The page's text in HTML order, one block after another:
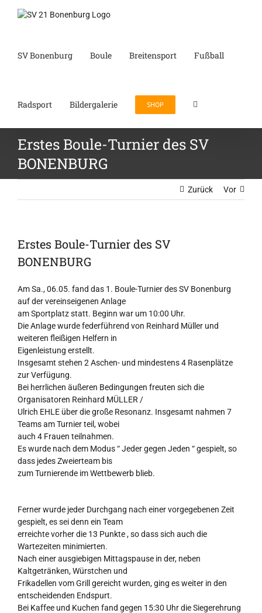
Inhalt
SV Bonenburg Boule Breitensport Fußball
Radsport Bildergalerie SHOP
Erstes Boule-Turnier des SV
BONENBURG
Zurück Vor
Erstes Boule-Turnier des SV
BONENBURG
Am Sa., 06.05. fand das 1. Boule-Turnier des SV Bonenburg
auf der vereinseigenen Anlage
am Sportplatz statt. Beginn war um 10:00 Uhr.
Die Anlage wurde federführend von Reinhard Müller und
weiteren fleißigen Helfern in
Eigenleistung erstellt.
Insgesamt stehen 2 Aschen- und mindestens 4 Rasenplätze
zur Verfügung.
Bei herrlichen äußeren Bedingungen freuten sich die
Organisatoren Reinhard MÜLLER /
Ulrich EHLE über die große Resonanz. Insgesamt nahmen 7
Teams am Turnier teil, wobei
auch 4 Frauen teilnahmen.
Es wurde nach dem Modus “ Jeder gegen Jeden “ gespielt, so
dass jedes Zweierteam bis
zum Turnierende im Wettbewerb blieb.
Ferner wurde jeder Durchgang nach einer vorgegebenen Zeit
gespielt, es sei denn ein Team
erreichte vorher die 13 Punkte , so dass sich auch die
Wartezeiten minimierten.
Nach einer ausgiebigen Mittagspause in der, neben
Kaltgetränken, Würstchen und
Frikadellen vom Grill gereicht wurden, ging es weiter in den
entscheidenden Endspurt.
Bei Kaffee und Kuchen fand gegen 15:30 Uhr die Siegerehrung